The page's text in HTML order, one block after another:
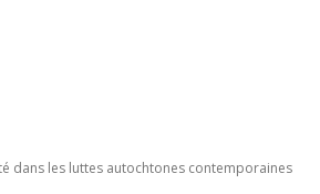
dans les luttes autochtones contemporaines